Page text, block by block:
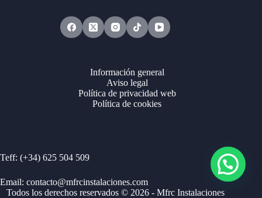
Información general
Aviso legal
Política de privacidad web
Política de cookies
Teff: (+34) 625 504 509
Email: contacto@mfrcinstalaciones.com
Todos los derechos reservados © 2026 - Mfrc Instalaciones